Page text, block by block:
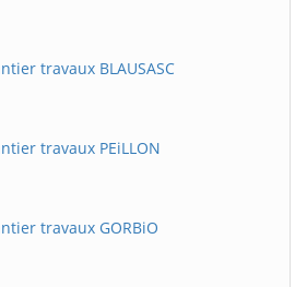
travaux BLAUSASC
travaux PEiLLON
travaux GORBiO